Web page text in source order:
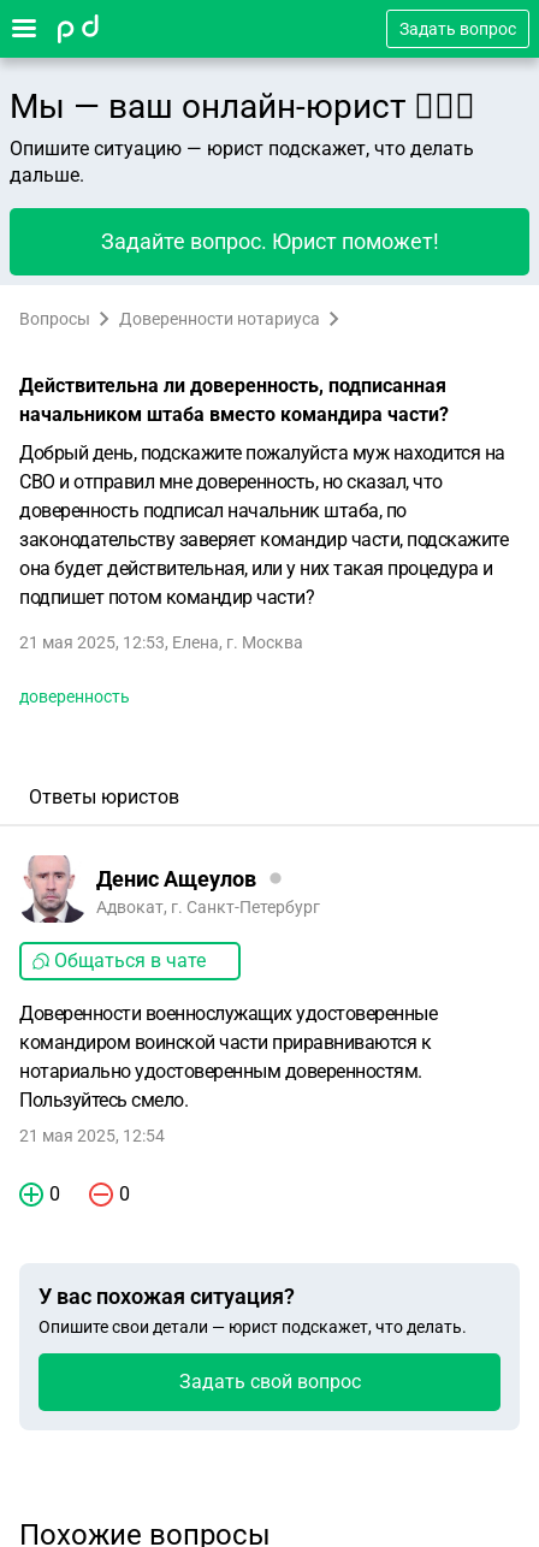
Задать вопрос
Мы — ваш онлайн-юрист 👨🏻‍⚖️
Опишите ситуацию — юрист подскажет, что делать
дальше.
Задайте вопрос. Юрист поможет!
Вопросы Доверенности нотариуса
Действительна ли доверенность, подписанная
начальником штаба вместо командира части?
Добрый день, подскажите пожалуйста муж находится на
СВО и отправил мне доверенность, но сказал, что
доверенность подписал начальник штаба, по
законодательству заверяет командир части, подскажите
она будет действительная, или у них такая процедура и
подпишет потом командир части?
21 мая 2025, 12:53, Елена, г. Москва
доверенность
Ответы юристов
Денис Ащеулов
Адвокат, г. Санкт-Петербург
Общаться в чате
Доверенности военнослужащих удостоверенные
командиром воинской части приравниваются к
нотариально удостоверенным доверенностям.
Пользуйтесь смело.
21 мая 2025, 12:54
0 0
У вас похожая ситуация?
Опишите свои детали — юрист подскажет, что делать.
Задать свой вопрос
Похожие вопросы